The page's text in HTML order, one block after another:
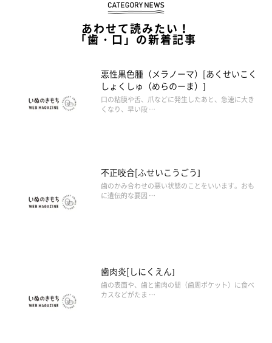
あわせて読みたい！
「歯・口」の新着記事
悪性黒色腫（メラノーマ）[あくせいこく
しょくしゅ（めらのーま）]
口の粘膜や舌、爪などに発生したあと、急速に大き
くなり、早い段 …
不正咬合[ふせいこうごう]
歯のかみ合わせの悪い状態のことをいいます。おも
に遺伝的な要因 …
歯肉炎[しにくえん]
歯の表面や、歯と歯肉の間（歯周ポケット）に食べ
カスなどがたま …